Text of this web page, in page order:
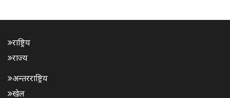
राष्ट्रिय
राज्य
अन्तरराष्ट्रिय
खेल